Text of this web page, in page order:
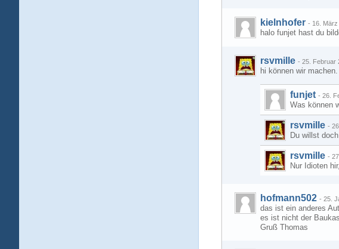
kielnhofer - 16.
halo funjet hast du
rsvmille - 25. Februar
hi können wir
funjet - 26.
Was können
rsvmille -
Du willst
rsvmille -
Nur Idioten
hofmann502 - 25.
das ist ein anderes
es ist nicht der
Gruß Thomas